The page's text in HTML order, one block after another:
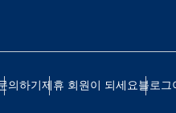
의하기제휴 회원이 되세요블로그
Polski